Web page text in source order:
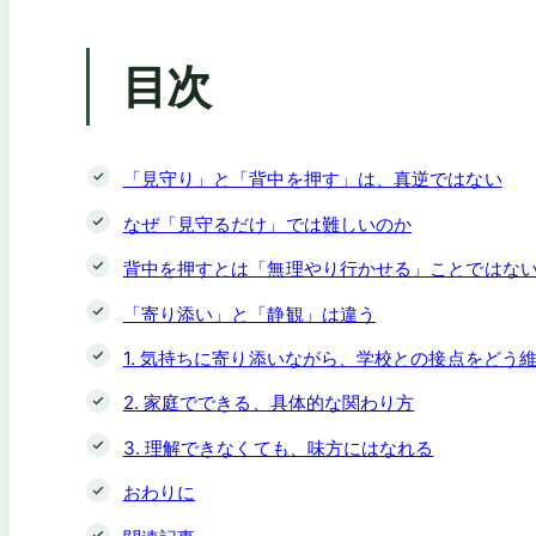
目次
「見守り」と「背中を押す」は、真逆ではない
なぜ「見守るだけ」では難しいのか
背中を押すとは「無理やり行かせる」ことではな
「寄り添い」と「静観」は違う
1. 気持ちに寄り添いながら、学校との接点をどう
2. 家庭でできる、具体的な関わり方
3. 理解できなくても、味方にはなれる
おわりに